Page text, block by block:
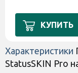
КУПИТЬ
Характеристики
StatusSKIN Pro